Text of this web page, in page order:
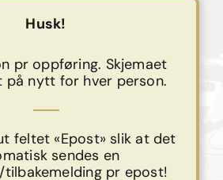
Husk!
pr oppføring. Skjemaet
på nytt for hver person.
feltet «Epost» slik at det
sendes en
pr epost!